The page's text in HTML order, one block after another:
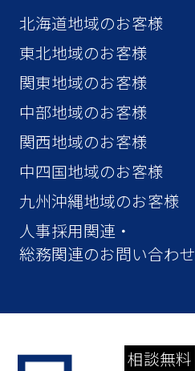
北海道地域のお客様
東北地域のお客様
関東地域のお客様
中部地域のお客様
関西地域のお客様
中四国地域のお客様
九州沖縄地域のお客様
人事採用関連・
総務関連のお問い合わせ
相談無料